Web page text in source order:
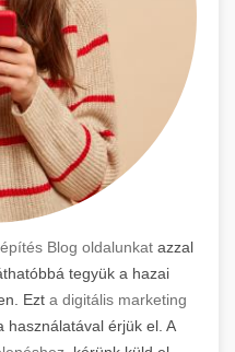
Blog oldalunkat azzal
tegyük a hazai
Ezt a digitális marketing
használatával érjük el. A